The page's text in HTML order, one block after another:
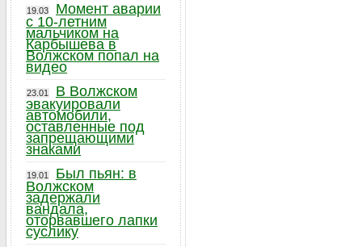
19.03
Момент аварии
с 10-летним
мальчиком на
Карбышева в
Волжском попал на
видео
23.01
В Волжском
эвакуировали
автомобили,
оставленные под
запрещающими
знаками
19.01
Был пьян: в
Волжском
задержали
вандала,
оторвавшего лапки
суслику